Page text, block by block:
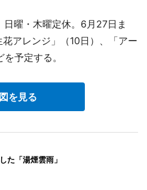
曜・木曜定休。6月27日ま
アレンジ」（10日）、「アー
予定する。
を見る
た「湯煙雲雨」